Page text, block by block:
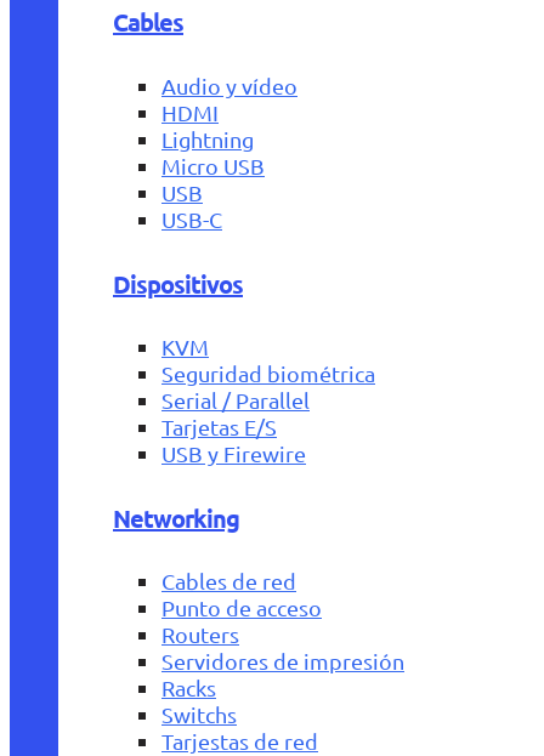
Cables
Audio y vídeo
HDMI
Lightning
Micro USB
USB
USB-C
Dispositivos
KVM
Seguridad biométrica
Serial / Parallel
Tarjetas E/S
USB y Firewire
Networking
Cables de red
Punto de acceso
Routers
Servidores de impresión
Racks
Switchs
Tarjestas de red